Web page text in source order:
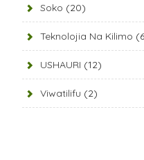
Soko (20)
Teknolojia Na Kilimo
USHAURI (12)
Viwatilifu (2)